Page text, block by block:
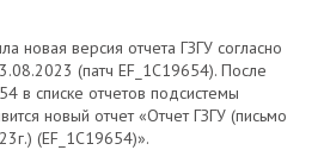
новая версия отчета ГЗГУ согласно
(патч EF_1C19654). После
в списке отчетов подсистемы
новый отчет «Отчет ГЗГУ (письмо
(EF_1C19654)».